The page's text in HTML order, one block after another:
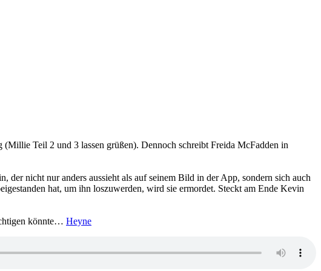
Teil 2 und 3 lassen grüßen). Dennoch schreibt Freida McFadden in
nicht nur anders aussieht als auf seinem Bild in der App, sondern sich auch
hat, um ihn loszuwerden, wird sie ermordet. Steckt am Ende Kevin
könnte… Heyne